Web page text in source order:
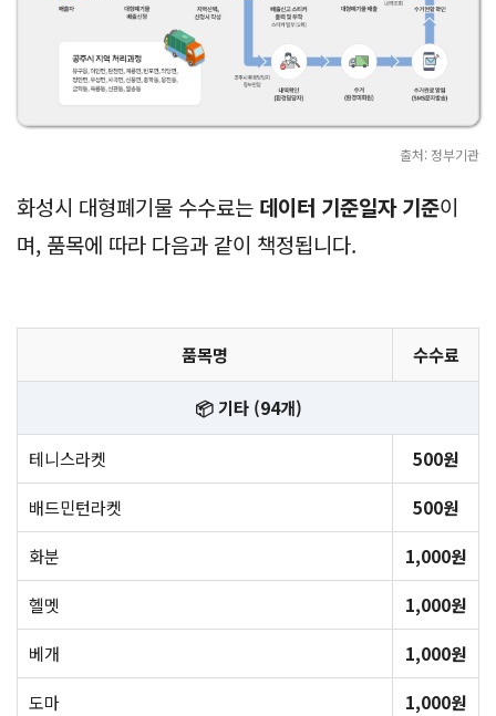
출처: 정부기관
화성시 대형폐기물 수수료는 데이터 기준일자 기준이
며, 품목에 따라 다음과 같이 책정됩니다.
품목명 수수료
📦 기타 (94개)
테니스라켓
500원
배드민턴라켓
500원
화분
1,000원
헬멧
1,000원
베개
1,000원
도마
1,000원